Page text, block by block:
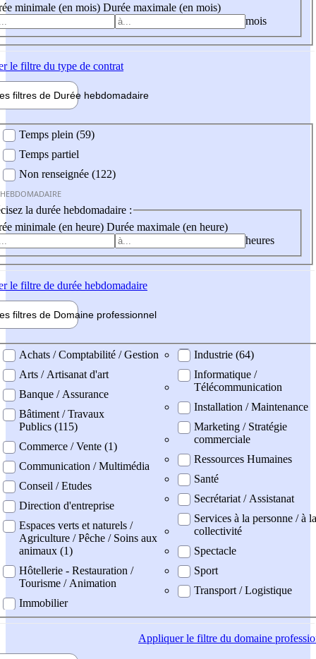
minimale (en mois) Durée maximale (en mois)
mois
le filtre du type de contrat
filtres de Durée hebdomadaire
Temps plein (59)
Temps partiel
Non renseignée (122)
la durée hebdomadaire :
minimale (en heure) Durée maximale (en heure)
heures
le filtre de durée hebdomadaire
filtres de Domaine professionnel
professionel
Achats / Comptabilité / Gestion
Arts / Artisanat d'art
Banque / Assurance
Bâtiment / Travaux
Publics (115)
Commerce / Vente (1)
Communication / Multimédia
Conseil / Etudes
Direction d'entreprise
Espaces verts et naturels /
Agriculture / Pêche / Soins aux
animaux (1)
Hôtellerie - Restauration /
Tourisme / Animation
Immobilier
Industrie (64)
Informatique /
Télécommunication
Installation / Maintenance
Marketing / Stratégie
commerciale
Ressources Humaines
Santé
Secrétariat / Assistanat
Services à la personne / à la
collectivité
Spectacle
Sport
Transport / Logistique
Appliquerle filtre du domaine